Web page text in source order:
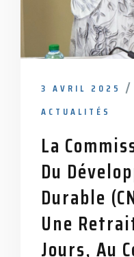
3 AVRIL 2025
ACTUALITÉS
La
Du
Durable
Une
Jours, Au